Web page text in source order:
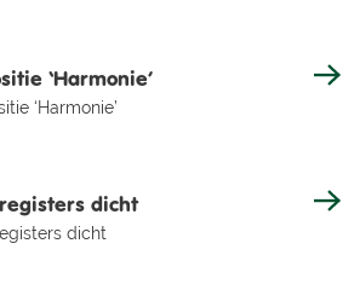
‘Harmonie’
‘Harmonie’
dicht
dicht